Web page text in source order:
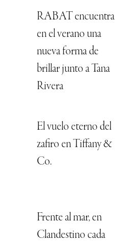
RABAT encuentra
en el verano una
nueva forma de
brillar junto a Tana
Rivera
El vuelo eterno del
zafiro en Tiffany &
Co.
Frente al mar, en
Clandestino cada